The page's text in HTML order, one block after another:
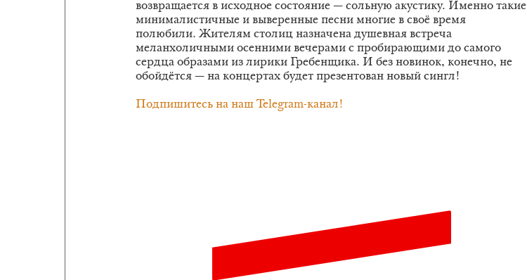
возвращается в исходное состояние — сольную акустику. Именно такие
минималистичные и выверенные песни многие в своё время
полюбили. Жителям столиц назначена душевная встреча
меланхоличными осенними вечерами с пробирающими до самого
сердца образами из лирики Гребенщика. И без новинок, конечно, не
обойдётся — на концертах будет презентован новый сингл!
Подпишитесь на наш Telegram-канал!